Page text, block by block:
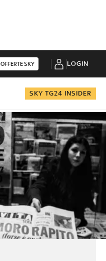
OFFERTE SKY LOGIN
SKY TG24 INSIDER